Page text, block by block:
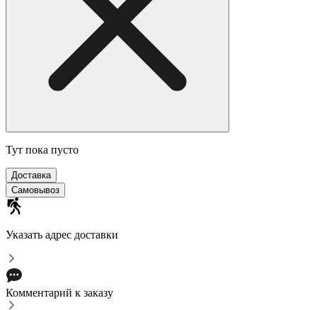
Тут пока пусто
Доставка
Самовывоз
Указать адрес доставки
Комментарий к заказу